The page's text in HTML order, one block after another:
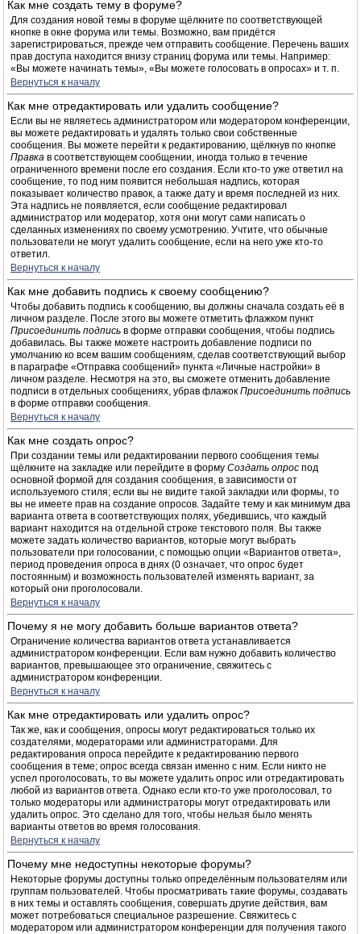
Как мне создать тему в форуме?
Для создания новой темы в форуме щёлкните по соответствующей
кнопке в окне форума или темы. Возможно, вам придётся
зарегистрироваться, прежде чем отправить сообщение. Перечень ваших
прав доступа находится внизу страниц форума или темы. Например:
«Вы можете начинать темы», «Вы можете голосовать в опросах» и т. п.
Вернуться к началу
Как мне отредактировать или удалить сообщение?
Если вы не являетесь администратором или модератором конференции,
вы можете редактировать и удалять только свои собственные
сообщения. Вы можете перейти к редактированию, щёлкнув по кнопке
Правка в соответствующем сообщении, иногда только в течение
ограниченного времени после его создания. Если кто-то уже ответил на
сообщение, то под ним появится небольшая надпись, которая
показывает количество правок, а также дату и время последней из них.
Эта надпись не появляется, если сообщение редактировал
администратор или модератор, хотя они могут сами написать о
сделанных изменениях по своему усмотрению. Учтите, что обычные
пользователи не могут удалить сообщение, если на него уже кто-то
ответил.
Вернуться к началу
Как мне добавить подпись к своему сообщению?
Чтобы добавить подпись к сообщению, вы должны сначала создать её в
личном разделе. После этого вы можете отметить флажком пункт
Присоединить подпись в форме отправки сообщения, чтобы подпись
добавилась. Вы также можете настроить добавление подписи по
умолчанию ко всем вашим сообщениям, сделав соответствующий выбор
в параграфе «Отправка сообщений» пункта «Личные настройки» в
личном разделе. Несмотря на это, вы сможете отменить добавление
подписи в отдельных сообщениях, убрав флажок Присоединить подпись
в форме отправки сообщения.
Вернуться к началу
Как мне создать опрос?
При создании темы или редактировании первого сообщения темы
щёлкните на закладке или перейдите в форму Создать опрос под
основной формой для создания сообщения, в зависимости от
используемого стиля; если вы не видите такой закладки или формы, то
вы не имеете прав на создание опросов. Задайте тему и как минимум два
варианта ответа в соответствующих полях, убедившись, что каждый
вариант находится на отдельной строке текстового поля. Вы также
можете задать количество вариантов, которые могут выбрать
пользователи при голосовании, с помощью опции «Вариантов ответа»,
период проведения опроса в днях (0 означает, что опрос будет
постоянным) и возможность пользователей изменять вариант, за
который они проголосовали.
Вернуться к началу
Почему я не могу добавить больше вариантов ответа?
Ограничение количества вариантов ответа устанавливается
администратором конференции. Если вам нужно добавить количество
вариантов, превышающее это ограничение, свяжитесь с
администратором конференции.
Вернуться к началу
Как мне отредактировать или удалить опрос?
Так же, как и сообщения, опросы могут редактироваться только их
создателями, модераторами или администраторами. Для
редактирования опроса перейдите к редактированию первого
сообщения в теме; опрос всегда связан именно с ним. Если никто не
успел проголосовать, то вы можете удалить опрос или отредактировать
любой из вариантов ответа. Однако если кто-то уже проголосовал, то
только модераторы или администраторы могут отредактировать или
удалить опрос. Это сделано для того, чтобы нельзя было менять
варианты ответов во время голосования.
Вернуться к началу
Почему мне недоступны некоторые форумы?
Некоторые форумы доступны только определённым пользователям или
группам пользователей. Чтобы просматривать такие форумы, создавать
в них темы и оставлять сообщения, совершать другие действия, вам
может потребоваться специальное разрешение. Свяжитесь с
модератором или администратором конференции для получения такого